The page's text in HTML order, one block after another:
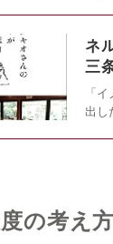
ネ
三
「
出
の考え